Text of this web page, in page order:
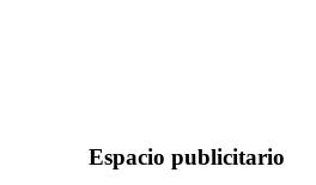
Espacio publicitario